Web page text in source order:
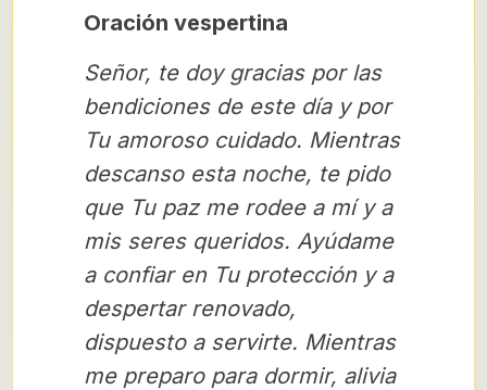
Oración vespertina
Señor, te doy gracias por las
bendiciones de este día y por
Tu amoroso cuidado. Mientras
descanso esta noche, te pido
que Tu paz me rodee a mí y a
mis seres queridos. Ayúdame
a confiar en Tu protección y a
despertar renovado,
dispuesto a servirte. Mientras
me preparo para dormir, alivia